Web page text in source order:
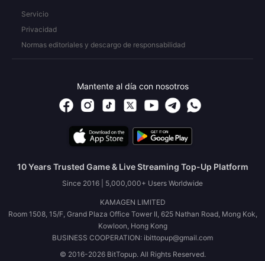
Servicio
Privacidad
Normas editoriales y descargo de responsabilidad
Mantente al día con nosotros
10 Years Trusted Game & Live Streaming Top-Up Platform
Since 2016 | 5,000,000+ Users Worldwide
KAMAGEN LIMITED
Room 1508, 15/F, Grand Plaza Office Tower II, 625 Nathan Road, Mong Kok,
Kowloon, Hong Kong
BUSINESS COOPERATION: ibittopup@gmail.com
© 2016-2026 BitTopup. All Rights Reserved.